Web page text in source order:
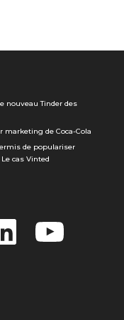
nouveau Tinder des
marketing de Coca-Cola
de populariser
cas Vinted